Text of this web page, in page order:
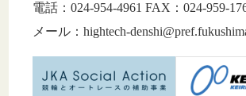
電話：024-954-4961 FAX：024-959-
メール：hightech-